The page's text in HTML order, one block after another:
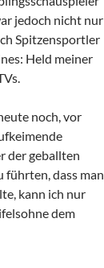
jedoch nicht nur
Spitzensportler
Held meiner
noch, vor
der geballten
führten, dass man
kann ich nur
dem